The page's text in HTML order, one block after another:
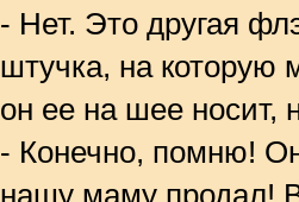
- Нет. Это другая
штучка, на которую
он ее на шее носит,
- Конечно, помню!
нашу маму продал!